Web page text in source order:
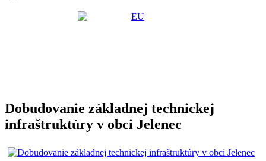
Dobudovanie základnej technickej
infraštruktúry v obci Jelenec